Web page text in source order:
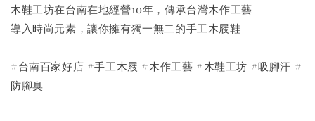
木鞋工坊在台南在地經營10年，傳承台灣木作工藝
導入時尚元素，讓你擁有獨一無二的手工木屐鞋
#台南百家好店 #手工木屐 #木作工藝 #木鞋工坊 #吸腳汗 #
防腳臭